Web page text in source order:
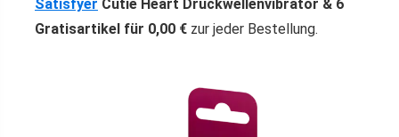
Satisfyer Cutie Heart Druckwellenvibrator & 6
Gratisartikel für 0,00 € zur jeder Bestellung.